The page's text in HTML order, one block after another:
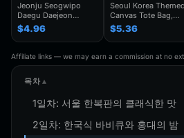
Jeonju Seogwipo
Daegu Daejeon
Chuncheon Andong
South Korea Fridge
Magnet Travel
Souvenir Gift
Handmade Decorative
$4.96
Seoul Korea Themed
Canvas Tote Bag,
Seoul Souvenir Gift,
Seoul City Shoulder
Bag For
Traveler,Trendy
Folding Shoulder
$5.36
Affiliate links — we may earn a commission at no
목차
1일차: 서울 한복판의 클래식한 맛
2일차: 한국식 바비큐와 홍대의 밤